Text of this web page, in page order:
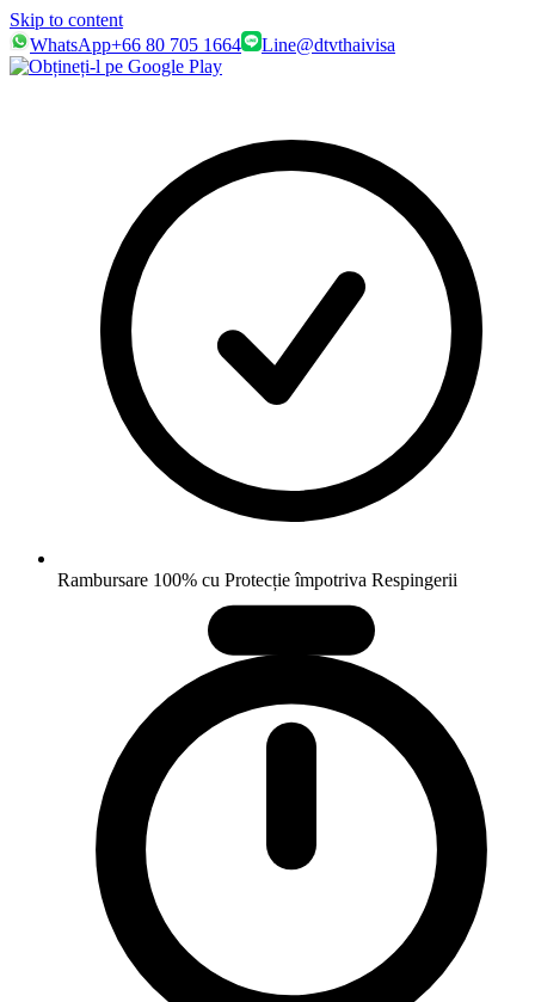
Skip to content
WhatsApp+66 80 705 1664 Line@dtvthaivisa
Rambursare 100% cu Protecție împotriva Respingerii